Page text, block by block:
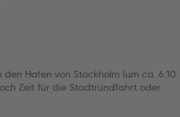
Hafen von Stockholm (um ca. 6:10
Zeit für die Stadtrundfahrt oder